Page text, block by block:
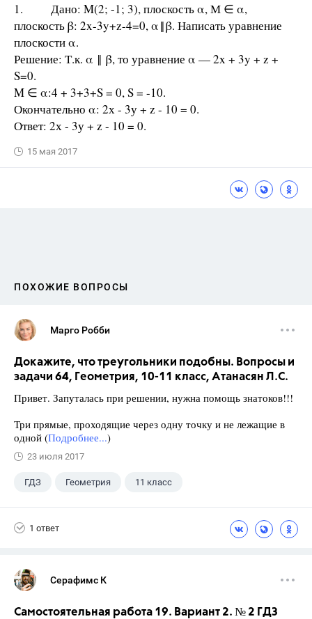
1. Дано: M(2; -1; 3), плоскость α, М ∈ α,
плоскость β: 2x-3y+z-4=0, α‖β. Написать уравнение
плоскости α.
Решение: Т.к. α ‖ β, то уравнение α — 2x + 3y + z +
S=0.
M ∈ α:4 + 3+3+S = 0, S = -10.
Окончательно α: 2х - 3у + z - 10 = 0.
Ответ: 2х - 3у + z - 10 = 0.
15 мая 2017
ПОХОЖИЕ ВОПРОСЫ
Марго Робби
Докажите, что треугольники подобны. Вопросы и
задачи 64, Геометрия, 10-11 класс, Атанасян Л.С.
Привет. Запуталась при решении, нужна помощь знатоков!!!
Три прямые, проходящие через одну точку и не лежащие в
одной (Подробнее...)
23 июля 2017
ГДЗ Геометрия 11 класс
1 ответ
Серафимс К
Самостоятельная работа 19. Вариант 2. № 2 ГДЗ